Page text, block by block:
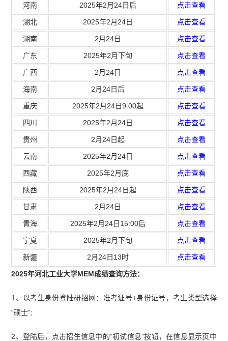
河南 2025年2月24日后 点击查看
湖北 2025年2月24日 点击查看
湖南 2月24日 点击查看
广东 2025年2月下旬 点击查看
广西 2月24日 点击查看
海南 2月24日后 点击查看
重庆 2025年2月24日9:00起 点击查看
四川 2025年2月24日 点击查看
贵州 2月24日起 点击查看
云南 2025年2月24日 点击查看
西藏 2025年2月底 点击查看
陕西 2025年2月24日起 点击查看
甘肃 2月24日 点击查看
青海 2025年2月24日15:00后 点击查看
宁夏 2025年2月下旬 点击查看
新疆 2月24日13时 点击查看
2025年河北工业大学MEM成绩查询方法：
1、以考生身份登陆研招网：准考证号+身份证号，考生类型选择
“硕士”;
2、登陆后，点击招生信息中的“初试信息”按钮，在信息显示页中